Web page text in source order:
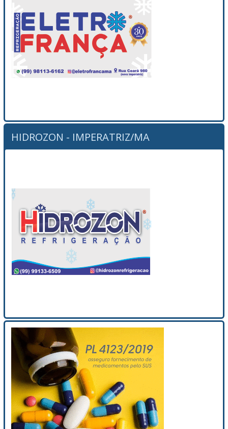
HIDROZON - IMPERATRIZ/MA